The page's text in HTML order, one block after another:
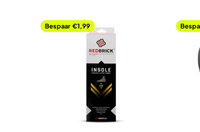
Bespaar €1,99